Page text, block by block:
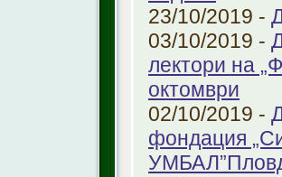
23/10/2019 -
03/10/2019 -
лектори на
октомври
02/10/2019 -
фондация